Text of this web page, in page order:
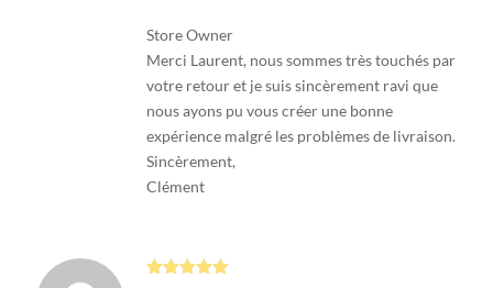
Store Owner
Merci Laurent, nous sommes très touchés par
votre retour et je suis sincèrement ravi que
nous ayons pu vous créer une bonne
expérience malgré les problèmes de livraison.
Sincèrement,
Clément